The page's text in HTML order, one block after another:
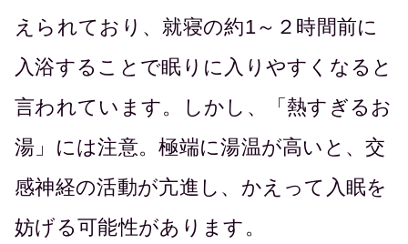
えられており、就寝の約1～２時間前に
入浴することで眠りに入りやすくなると
言われています。しかし、「熱すぎるお
湯」には注意。極端に湯温が高いと、交
感神経の活動が亢進し、かえって入眠を
妨げる可能性があります。